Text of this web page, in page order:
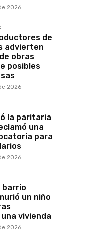
2026
de
advierten
obras
posibles
2026
la paritaria
una
para
2026
barrio
un niño
vivienda
2026